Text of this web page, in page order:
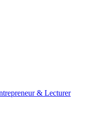
& Lecturer